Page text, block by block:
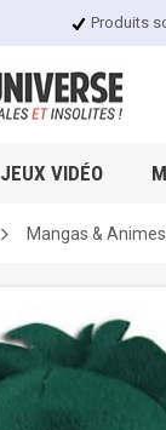
Produits
JEUX VIDÉO
Mangas & Animes